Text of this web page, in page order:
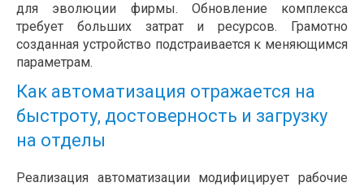
для эволюции фирмы. Обновление комплекса
требует больших затрат и ресурсов. Грамотно
созданная устройство подстраивается к меняющимся
параметрам.
Как автоматизация отражается на
быстроту, достоверность и загрузку
на отделы
Реализация автоматизации модифицирует рабочие